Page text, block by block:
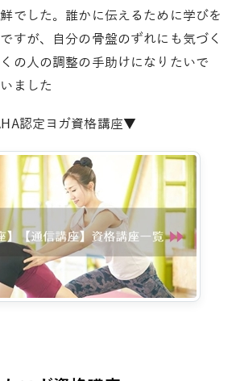
でした。誰かに伝えるために学びを
すが、自分の骨盤のずれにも気づく
の人の調整の手助けになりたいで
ました
認定ヨガ資格講座▼